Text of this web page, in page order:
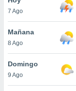
en
más
nuestra
7 Ago
Mañana
8 Ago
Domingo
9 Ago